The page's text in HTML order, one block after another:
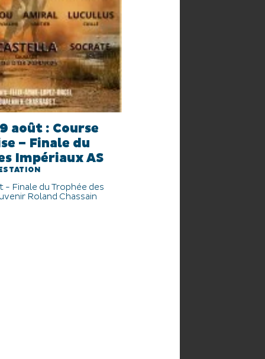
août : Course
– Finale du
Impériaux AS
- Finale du Trophée des
Roland Chassain